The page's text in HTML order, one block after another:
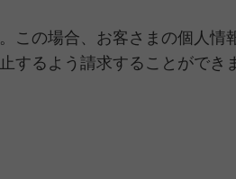
この場合、お客さまの個人情
るよう請求することができ